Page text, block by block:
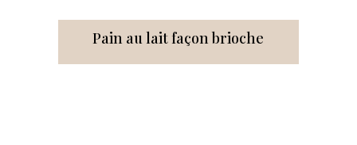
Pain au lait façon brioche